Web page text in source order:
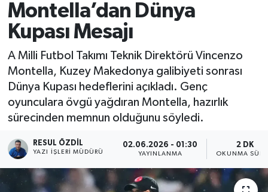
Montella’dan Dünya
Kupası Mesajı
A Milli Futbol Takımı Teknik Direktörü Vincenzo
Montella, Kuzey Makedonya galibiyeti sonrası
Dünya Kupası hedeflerini açıkladı. Genç
oyunculara övgü yağdıran Montella, hazırlık
sürecinden memnun olduğunu söyledi.
RESUL ÖZDIL
YAZI İŞLERI MÜDÜRÜ
02.06.2026 - 01:30
YAYINLANMA
2 DK
OKUNMA
SPOR
RESMİ İLANLAR
Son Dakika Haberleri
Haber Arşivi